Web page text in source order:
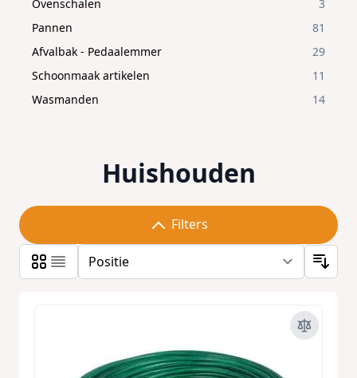
Ovenschalen
3
Pannen
81
Afvalbak - Pedaalemmer
29
Schoonmaak artikelen
11
Wasmanden
14
Huishouden
Filters